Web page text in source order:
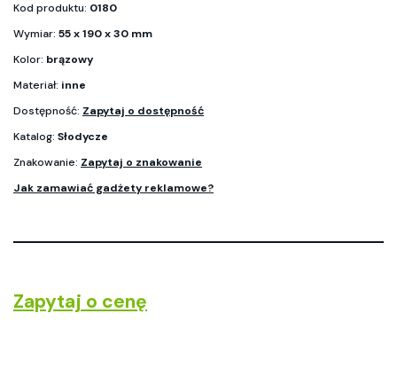
Kod produktu: 0180
Wymiar: 55 x 190 x 30 mm
Kolor: brązowy
Materiał: inne
Dostępność: Zapytaj o dostępność
Katalog: Słodycze
Znakowanie: Zapytaj o znakowanie
Jak zamawiać gadżety reklamowe?
Zapytaj o cenę